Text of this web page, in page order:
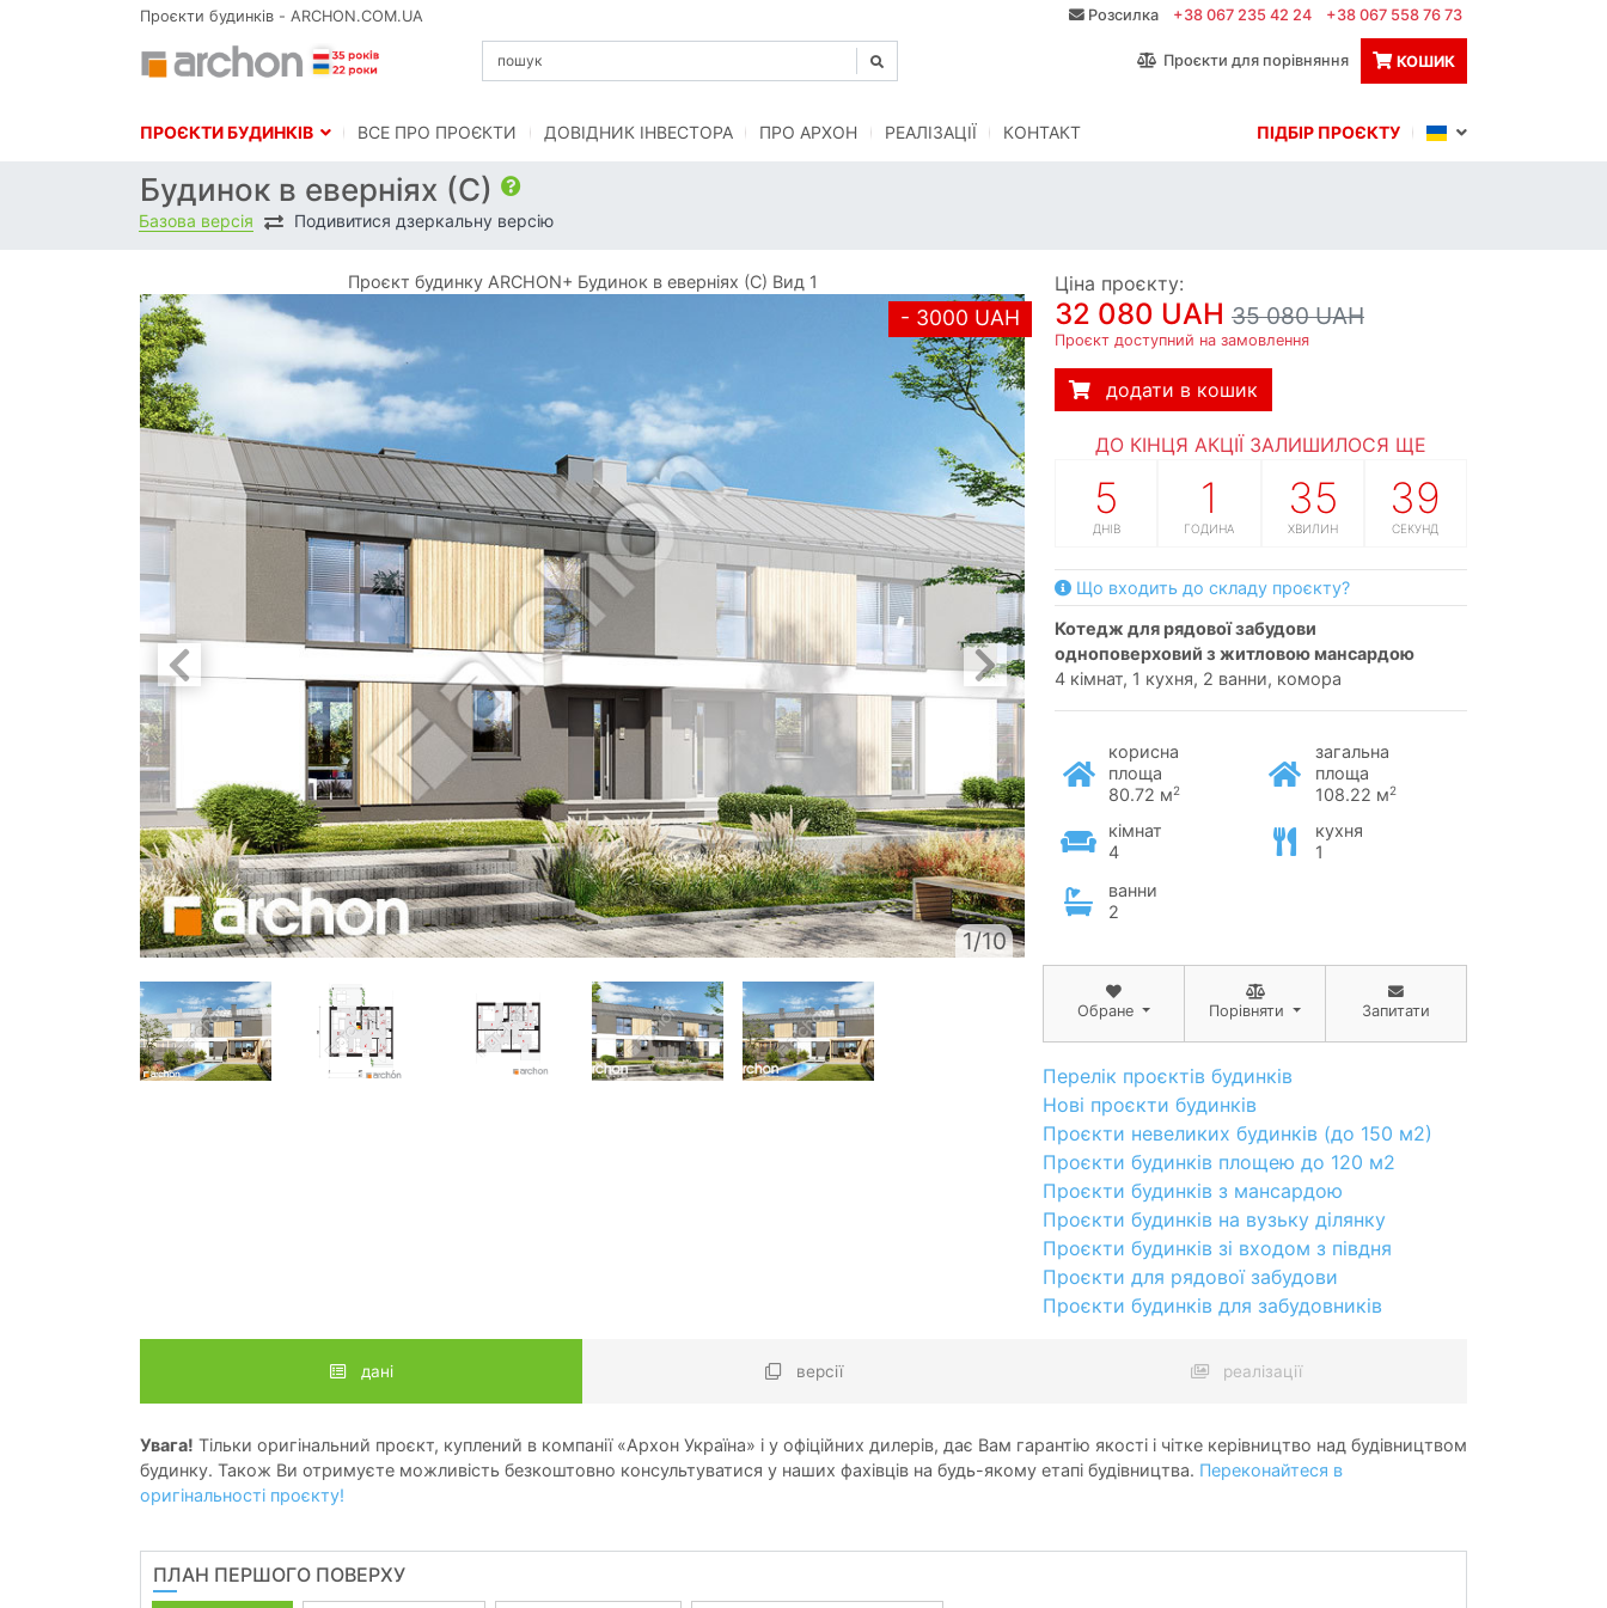
Проєкти будинків - ARCHON.COM.UA Розсилка +38 067 235 42 24 +38 067 558 76 73
Проєкти для порівняння КОШИК
ПРОЄКТИ БУДИНКІВ BСЕ ПРО ПРОЄКТИ ДОВІДНИК ІНВЕСТОРА ПРО АРХОН РЕАЛІЗАЦІЇ КОНТАКТ ПІДБІР ПРОЄКТУ
Будинок в еверніях (С)
Базова версія Подивитися дзеркальну версію
Проєкт будинку ARCHON+ Будинок в еверніях (С) Вид 1
- 3000 UAH
1/10
Ціна проєкту:
32 080 UAH 35 080 UAH
Проєкт доступний на замовлення
додати в кошик
ДО КІНЦЯ АКЦІЇ ЗАЛИШИЛОСЯ ЩЕ
5
ДНІВ
1
ГОДИНА
35
ХВИЛИН
38
СЕКУНД
Що входить до складу проєкту?
котедж для рядової забудови
одноповерховий з житловою мансардою
4 кімнат, 1 кухня, 2 ванни, комора
корисна
площа
80.72 м2
загальна
площа
108.22 м2
кімнат
4
кухня
1
ванни
2
Обране Порівняти Запитати
Перелік проєктів будинків
Нові проєкти будинків
Проєкти невеликих будинків (до 150 м2)
Проєкти будинків площею до 120 м2
Проєкти будинків з мансардою
Проєкти будинків на вузьку ділянку
Проєкти будинків зі входом з півдня
Проєкти для рядової забудови
Проєкти будинків для забудовників
дані версії реалізації
Увага! Тільки оригінальний проєкт, куплений в компанії «Архон Україна» і у офіційних дилерів, дає Вам гарантію якості і чітке керівництво над будівництвом
будинку. Також Ви отримуєте можливість безкоштовно консультуватися у наших фахівців на будь-якому етапі будівництва. Переконайтеся в
оригінальності проєкту!
ПЛАН ПЕРШОГО ПОВЕРХУ